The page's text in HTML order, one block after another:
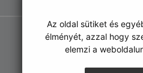
Az oldal sütiket és
élményét, azzal hogy
elemzi a